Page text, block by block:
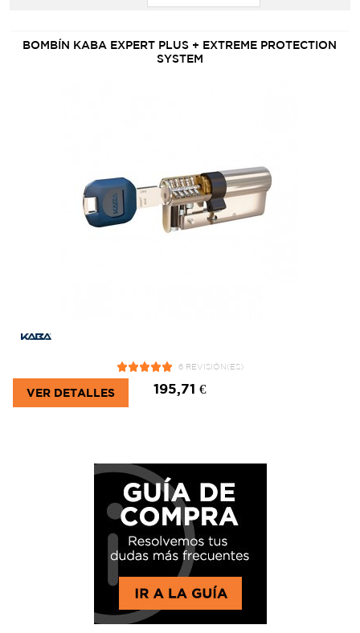
BOMBÍN KABA EXPERT PLUS + EXTREME PROTECTION
SYSTEM
6 REVISIÓN(ES)
195,71 €
VER DETALLES